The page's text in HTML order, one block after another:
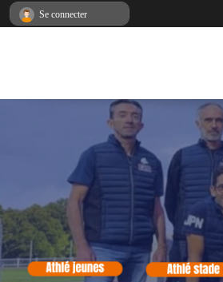
Se connecter
Panneau de gestion des cookies